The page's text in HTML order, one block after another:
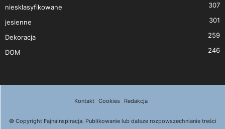
niesklasyfikowane 307
jesienne 301
Dekoracja 259
DOM 246
Kontakt Cookies Redakcja
© Copyright Fajnainspiracja. Publikowanie lub dalsze rozpowszechnianie treści